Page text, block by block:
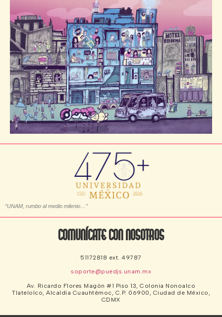
“UNAM, rumbo al medio milenio…”
Comunícate con nosotros
51172818 ext. 49787
soporte@puedjs.unam.mx
Av. Ricardo Flores Magón #1 Piso 13, Colonia Nonoalco
Tlatelolco, Alcaldía Cuauhtémoc, C.P. 06900, Ciudad de México,
CDMX